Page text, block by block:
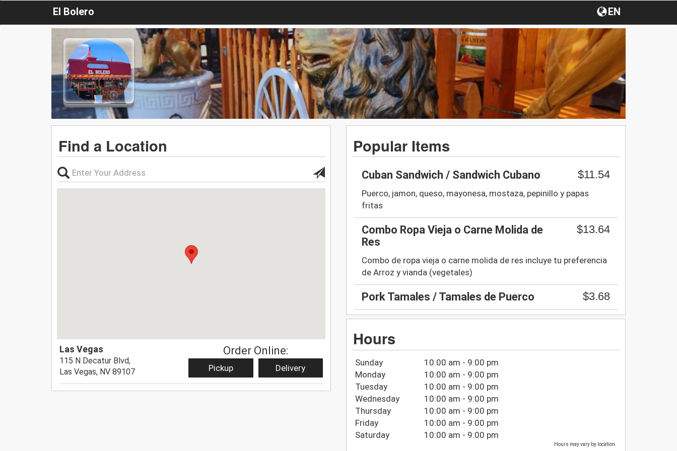
El Bolero EN
Find a Location
Las Vegas
115 N Decatur Blvd,
Las Vegas, NV 89107
Order Online:
Pickup Delivery
Popular Items
Cuban Sandwich / Sandwich Cubano $11.54
Puerco, jamon, queso, mayonesa, mostaza, pepinillo y papas
fritas
Combo Ropa Vieja o Carne Molida de
Res
$13.64
Combo de ropa vieja o carne molida de res incluye tu preferencia
de Arroz y vianda (vegetales)
Pork Tamales / Tamales de Puerco $3.68
Hours
Sunday
10:00 am - 9:00 pm
Monday
10:00 am - 9:00 pm
Tuesday
10:00 am - 9:00 pm
Wednesday
10:00 am - 9:00 pm
Thursday
10:00 am - 9:00 pm
Friday
10:00 am - 9:00 pm
Saturday
10:00 am - 9:00 pm
Hours may vary by location.